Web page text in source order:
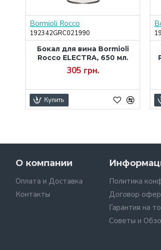
Bormioli Rocco
192342GRC021990
Бокал для вина Bormioli
Rocco ELECTRA, 650 мл.
305 грн.
Купить
О компании
Оплата и Доставка
Контакты
Политика
Договор
Гарантия на
Советы и